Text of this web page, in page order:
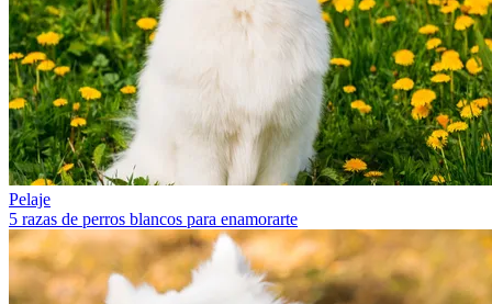
Pelaje
5 razas de perros blancos para enamorarte